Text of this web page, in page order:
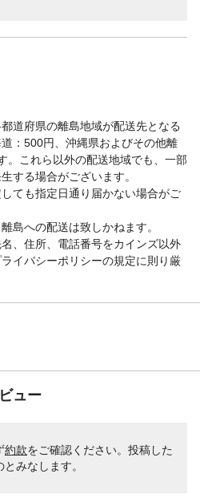
道府県の離島地域が配送先となる
：500円、沖縄県およびその他離
。これら以外の配送地域でも、一部
する場合がございます。
ても指定日通り届かない場合がご
島への配送は致しかねます。
、住所、電話番号をカインズ以外
イバシーポリシーの規定に則り厳
ュー
約款をご確認ください。投稿した
みなします。